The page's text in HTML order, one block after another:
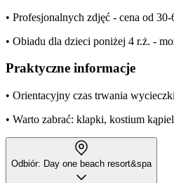
• Profesjonalnych zdjęć - cena od
• Obiadu dla dzieci poniżej 4 r.ż. -
Praktyczne informacje
• Orientacyjny czas trwania
• Warto zabrać: klapki, kostium
Odbiór: Day one beach resort&spa